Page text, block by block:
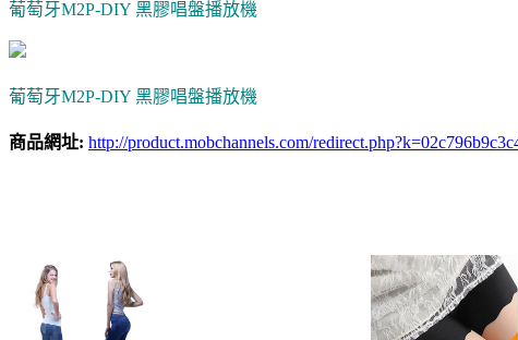
葡萄牙M2P-DIY 黑膠唱盤播放機
葡萄牙M2P-DIY 黑膠唱盤播放機
商品網址: http://product.mobchannels.com/